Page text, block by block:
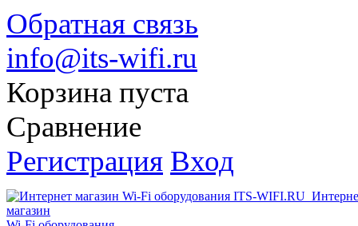
Обратная связь
info@its-wifi.ru
Корзина пуста
Сравнение
Регистрация Вход
магазин